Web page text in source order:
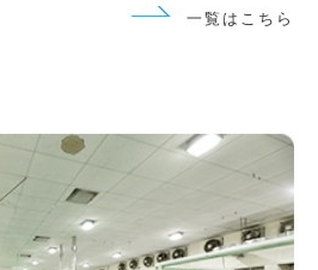
一覧はこちら